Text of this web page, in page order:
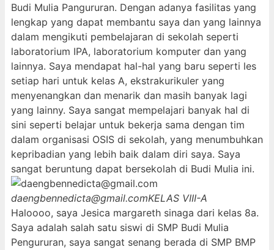
Budi Mulia Pangururan. Dengan adanya fasilitas yang
lengkap yang dapat membantu saya dan yang lainnya
dalam mengikuti pembelajaran di sekolah seperti
laboratorium IPA, laboratorium komputer dan yang
lainnya. Saya mendapat hal-hal yang baru seperti les
setiap hari untuk kelas A, ekstrakurikuler yang
menyenangkan dan menarik dan masih banyak lagi
yang lainny. Saya sangat mempelajari banyak hal di
sini seperti belajar untuk bekerja sama dengan tim
dalam organisasi OSIS di sekolah, yang menumbuhkan
kepribadian yang lebih baik dalam diri saya. Saya
sangat beruntung dapat bersekolah di Budi Mulia ini.
daengbennedicta@gmail.comKELAS VIII-A
Haloooo, saya Jesica margareth sinaga dari kelas 8a.
Saya adalah salah satu siswi di SMP Budi Mulia
Pengururan, saya sangat senang berada di SMP BMP